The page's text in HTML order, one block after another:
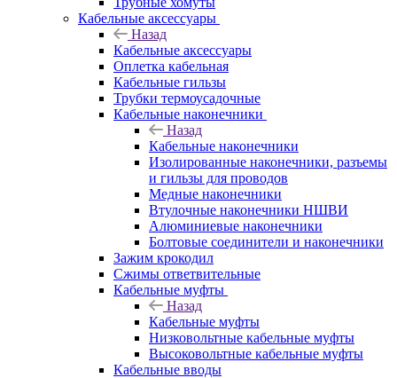
Кабельные аксессуары
Назад
Кабельные аксессуары
Оплетка кабельная
Кабельные гильзы
Трубки термоусадочные
Кабельные наконечники
Назад
Кабельные наконечники
Изолированные наконечники, разъемы
и гильзы для проводов
Медные наконечники
Втулочные наконечники НШВИ
Алюминиевые наконечники
Болтовые соединители и наконечники
Зажим крокодил
Сжимы ответвительные
Кабельные муфты
Назад
Кабельные муфты
Низковольтные кабельные муфты
Высоковольтные кабельные муфты
Кабельные вводы